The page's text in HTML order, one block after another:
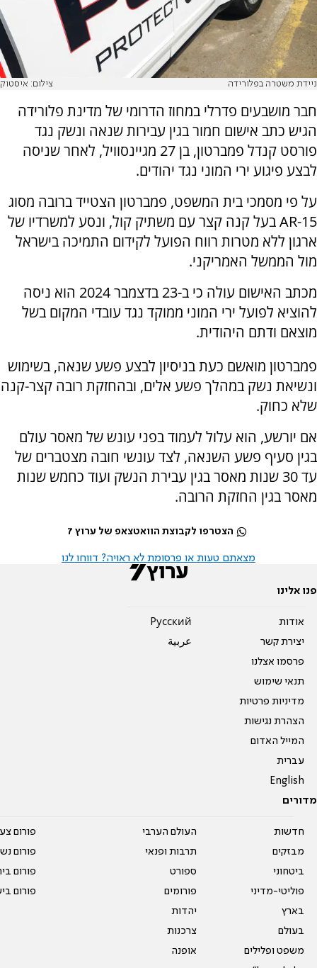
ניידת משטרה בפלורידה צילום: איסטוק
חבר מושבעים פדרלי במחוז הדרומי של מדינת פלורידה
הגיש כתב אישום חמור בגין עבירות שנאה ונשק נגד
פורסט קנדל פמברטון, בן 27 מגיינסוויל, לאחר שניסה
לבצע פיגוע ירי המוני נגד יהודים.
על פי מסמכי בית המשפט, פמברטון הצטייד ברובה מסוג
AR-15 בעל קנה קצר עם משתיק קול, ונסע למשרדיו של
ארגון ללא מטרות רווח הפועל לקידום התמיכה בישראל
מול הממשל האמריקני.
מכתב האישום עולה כי ב-23 בדצמבר 2024 הוא ניסה
להוציא לפועל ירי המוני ממוקד נגד עובדי המקום בשל
מוצאם ודתם היהודית.
פמברטון מואשם כעת בניסיון לבצע פשע שנאה, בשימוש
ונשיאת נשק במהלך פשע אלים, ובהחזקת רובה קצר-קנה
שלא כחוק.
אם יורשע, הוא עלול לעמוד בפני עונש של מאסר עולם
בגין סעיף פשע השנאה, לצד עונשי חובה מצטברים של
עד 30 שנות מאסר בגין עבירת הנשק ועוד כחמש שנות
מאסר בגין החזקת הרובה.
הצטרפו לקבוצת הוואטצאפ של ערוץ 7
מצאתם טעות או פרסומת לא ראויה? דווחו לנו
פנו אלינו
אודות
יצירת קשר
פרסמו אצלנו
תנאי שימוש
מדיניות פרטיות
הצהרת נגישות
המייל האדום
עברית
English
Pусский
عربية
מדורים
חדשות
מבזקים
ביטחוני
פוליטי-מדיני
בארץ
בעולם
משפט ופלילים
העולם הערבי
תרבות ופנאי
ספורט
פורומים
יהדות
צרכנות
אופנה
פורום
פורום
פורום
פורום